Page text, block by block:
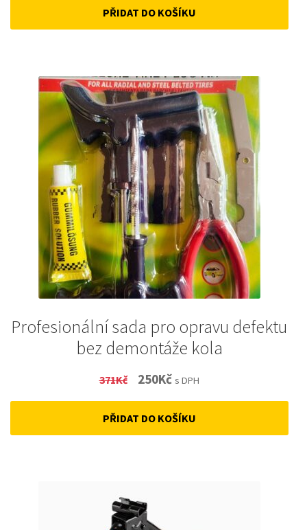
was:
is:
PŘIDAT DO KOŠÍKU
Profesionální sada pro opravu defektu
bez demontáže kola
371Kč
Original
price
was:
250KčCurrent
price
is:
s DPH
PŘIDAT DO KOŠÍKU